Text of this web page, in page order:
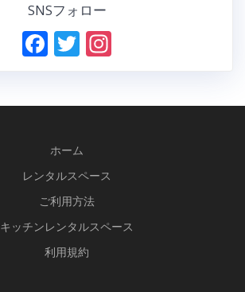
SNSフォロー
F
o
o
k
T
ホーム
レンタルスペース
ご利用方法
キッチンレンタルスペース
利用規約